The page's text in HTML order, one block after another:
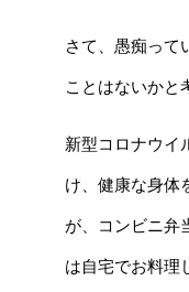
さて、愚痴って
ことはないかと
新型コロナウイ
け、健康な身体
が、コンビニ弁
は自宅でお料理